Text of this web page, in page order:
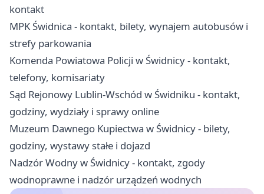
kontakt
MPK Świdnica - kontakt, bilety, wynajem autobusów i
strefy parkowania
Komenda Powiatowa Policji w Świdnicy - kontakt,
telefony, komisariaty
Sąd Rejonowy Lublin-Wschód w Świdniku - kontakt,
godziny, wydziały i sprawy online
Muzeum Dawnego Kupiectwa w Świdnicy - bilety,
godziny, wystawy stałe i dojazd
Nadzór Wodny w Świdnicy - kontakt, zgody
wodnoprawne i nadzór urządzeń wodnych